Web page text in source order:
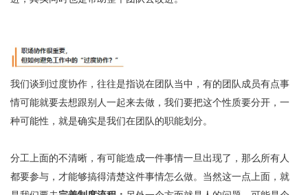
我们谈到过度协作，往往是指说在团队当中，有的团队成员有点事
情可能就要去想跟别人一起来去做，我们要把这个性质要分开，一
种可能性，就是确实是我们在团队的职能划分。
分工上面的不清晰，有可能造成一件事情一旦出现了，那么所有人
都要参与，才能够搞得清楚这件事情怎么做。当然这一点上面，就